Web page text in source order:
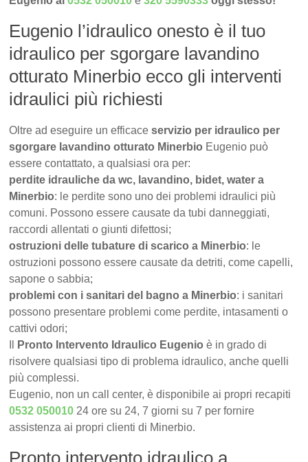
Eugenio l’idraulico onesto è il tuo
idraulico per sgorgare lavandino
otturato Minerbio ecco gli interventi
idraulici più richiesti
Oltre ad eseguire un efficaceservizio per idraulico per
sgorgare lavandino otturato Minerbio Eugenio può
essere contattato, a qualsiasi ora per:
perdite idrauliche da wc, lavandino, bidet, water a
Minerbio: le perdite sono uno dei problemi idraulici più
comuni. Possono essere causate da tubi danneggiati,
raccordi allentati o giunti difettosi;
ostruzioni delle tubature di scarico a Minerbio: le
ostruzioni possono essere causate da detriti, come capelli,
sapone o sabbia;
problemi con i sanitari del bagno a Minerbio: i sanitari
possono presentare problemi come perdite, intasamenti o
cattivi odori;
Pronto Intervento Idraulico Eugenio è in grado di
risolvere qualsiasi tipo di problema idraulico, anche quelli
più complessi.
Eugenio, non un call center, è disponibile ai propri recapiti
0532 050010 24 ore su 24, 7 giorni su 7 per fornire
assistenza ai propri clienti di Minerbio.